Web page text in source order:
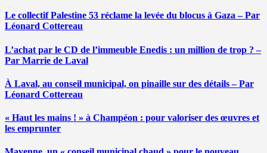
Le collectif Palestine 53 réclame la levée du blocus à Gaza – Par
Léonard Cottereau
L’achat par le CD de l’immeuble Enedis : un million de trop ? –
Par Marrie de Laval
À Laval, au conseil municipal, on pinaille sur des détails – Par
Léonard Cottereau
« Haut les mains ! » à Champéon : pour valoriser des œuvres et
les emprunter